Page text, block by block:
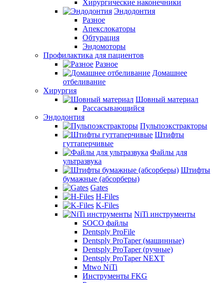
Хирургические наконечники
Эндодонтия
Разное
Апекслокаторы
Обтурация
Эндомоторы
Профилактика для пациентов
Разное
Домашнее
отбеливание
Хирургия
Шовный материал
Рассасывающийся
Эндодонтия
Пульпоэкстракторы
Штифты
гуттаперчивые
Файлы для
ультразвука
Штифты
бумажные (абсорберы)
Gates
H-Files
K-Files
NiTi инструменты
SOCO файлы
Dentsply ProFile
Dentsply ProTaper (машинные)
Dentsply ProTaper (ручные)
Dentsply ProTaper NEXT
Mtwo NiTi
Инструменты FKG